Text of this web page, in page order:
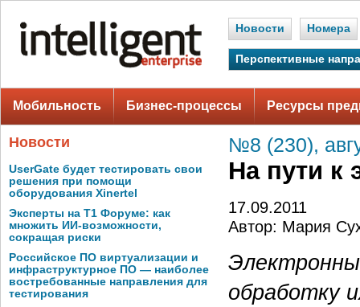
Новости Номера
Перспективные
Мобильность Бизнес-процессы Ресурсы
Новости
UserGate будет тестировать свои
решения при помощи
оборудования Xinertel
Эксперты на Т1 Форуме: как
множить ИИ-возможности,
сокращая риски
Российское ПО виртуализации и
инфраструктурное ПО — наиболее
востребованные направления для
тестирования
№8 (230),
На пути к
17.09.2011
Автор: Мария
обработку